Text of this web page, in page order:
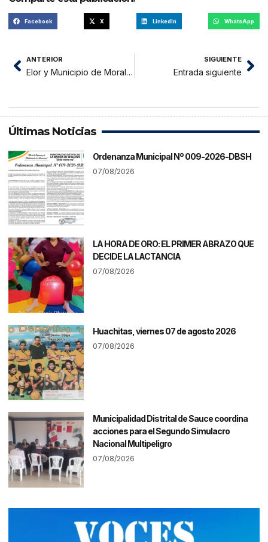
Facebook X LinkedIn WhatsApp
ANTERIOR
Elor y Municipio de Morales ilumnina óvalo norte
SIGUIENTE
Entrada siguiente
Últimas Noticias
Ordenanza Municipal Nº 009-2026-DBSH
07/08/2026
LA HORA DE ORO: EL PRIMER ABRAZO QUE
DECIDE LA LACTANCIA
07/08/2026
Huachitas, viernes 07 de agosto 2026
07/08/2026
Municipalidad Distrital de Sauce coordina
acciones para el Segundo Simulacro
Nacional Multipeligro
07/08/2026